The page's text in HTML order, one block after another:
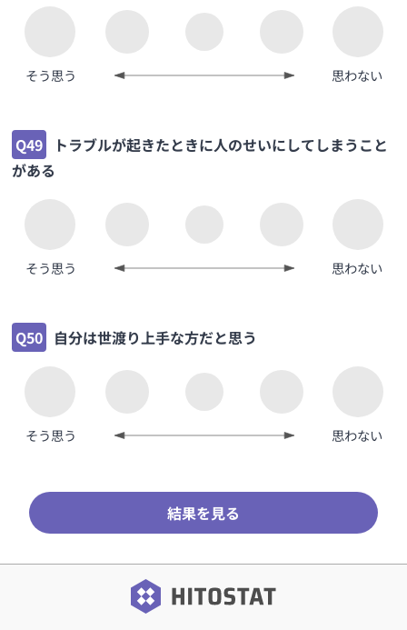
そう思う 思わない
Q49
トラブルが起きたときに人のせいにしてしまうこと
がある
そう思う 思わない
Q50 自分は世渡り上手な方だと思う
そう思う 思わない